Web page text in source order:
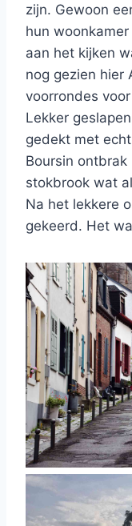
zijn. Gewoon
hun
aan het kijken
nog gezien hier
voorrondes
Lekker
gedekt met
Boursin
stokbrook wat
Na het lekkere
gekeerd. Het